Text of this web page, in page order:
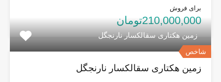
برای فروش
210,000,000تومان
شاخص
زمین هکتاری سقالکسار نارنجگل
زمین هکتاری سقالکسار نارنجگل